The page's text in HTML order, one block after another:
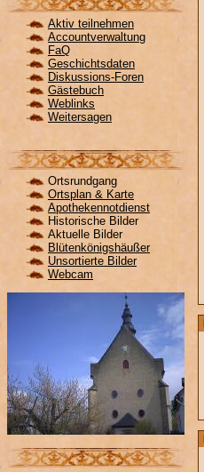
Aktiv teilnehmen
Accountverwaltung
FaQ
Geschichtsdaten
Diskussions-Foren
Gästebuch
Weblinks
Weitersagen
Ortsrundgang
Ortsplan & Karte
Apothekennotdienst
Historische Bilder
Aktuelle Bilder
Blütenkönigshäußer
Unsortierte Bilder
Webcam